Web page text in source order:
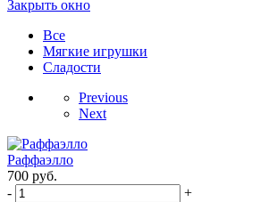
Закрыть окно
Все
Мягкие игрушки
Сладости
Previous
Next
Раффаэлло
700 руб.
-
+